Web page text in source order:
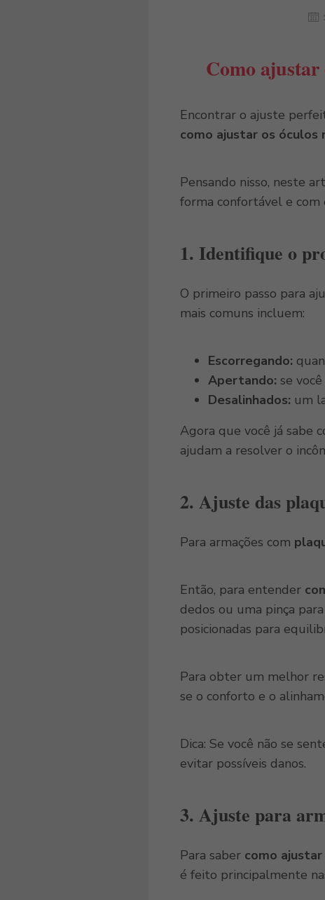
Como
Encontrar o ajuste
como ajustar os óculos
Pensando nisso, neste
forma confortável e com
1. Identifique o
O primeiro passo para
mais comuns incluem:
Escorregando:
Apertando: se
Desalinhados: um
Agora que você já sabe
ajudam a resolver o
2. Ajuste das
Para armações com
Então, para entender
dedos ou uma pinça
posicionadas para
Para obter um melhor
se o conforto e o
Dica: Se você não se
evitar possíveis danos.
3. Ajuste para
Para saber como
é feito principalmente